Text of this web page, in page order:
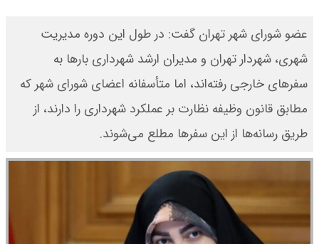
عضو شورای شهر تهران گفت: در طول این دوره مدیریت
شهری، شهردار تهران و مدیران ارشد شهرداری بارها به
سفرهای خارجی رفته‌اند، اما متأسفانه اعضای شورای شهر که
مطابق قانون وظیفه نظارت بر عملکرد شهرداری را دارند، از
طریق رسانه‌ها از این سفرها مطلع می‌شوند.